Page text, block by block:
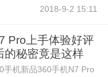
2018-9-2 15:11
Pro上手体验好评
的秘密竟是这样
手机新品360手机N7 Pro